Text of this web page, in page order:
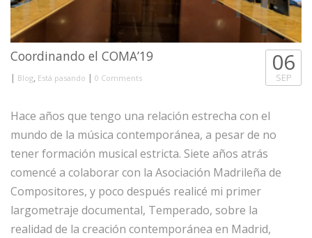
Coordinando el COMA’19
| Blog, Está pasando | 0 Comments
06
SEP
Hace años que tengo una relación estrecha con el
mundo de la música contemporánea, a pesar de no
tener formación musical estricta. Siete años atrás
comencé a colaborar con la Asociación Madrileña de
Compositores, y poco después realicé mi primer
largometraje documental, Temperado, sobre la
realidad de la creación contemporánea en Madrid,